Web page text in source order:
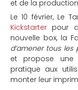
et de la
Le 10 février, Le
Kickstarterpour
nouvelle box, la
d’amener tous les
et propose une
pratique aux
monter leur